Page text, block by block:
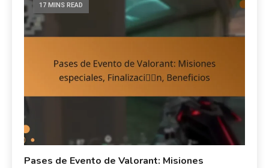
17 MINS READ
Pases de Evento de Valorant: Misiones